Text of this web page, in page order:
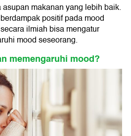
makanan yang lebih baik.
positif pada mood
ilmiah bisa mengatur
mood seseorang.
memengaruhi mood?